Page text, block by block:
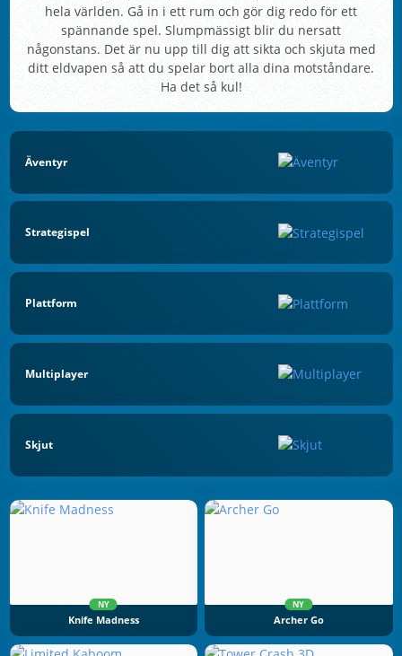
hela världen. Gå in i ett rum och gör dig redo för ett
spännande spel. Slumpmässigt blir du nersatt
någonstans. Det är nu upp till dig att sikta och skjuta med
ditt eldvapen så att du spelar bort alla dina motståndare.
Ha det så kul!
Äventyr
Strategispel
Plattform
Multiplayer
Skjut
NY
Knife Madness
NY
Archer Go